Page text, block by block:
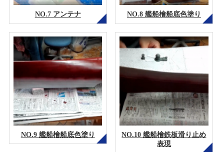
NO.7 アンテナ NO.8 艦船檜船底色塗り
NO.9 艦船檜船底色塗り
NO.10 艦船檜鉄板滑り止め
表現